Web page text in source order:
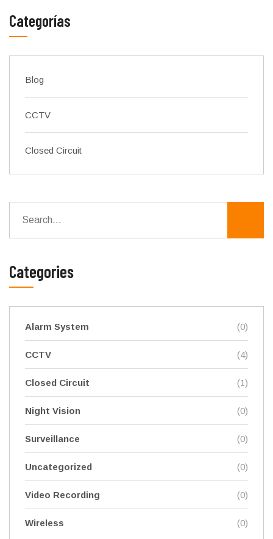
Categorías
Blog
CCTV
Closed Circuit
Categories
Alarm System (0)
CCTV (4)
Closed Circuit (1)
Night Vision (0)
Surveillance (0)
Uncategorized (0)
Video Recording (0)
Wireless (0)